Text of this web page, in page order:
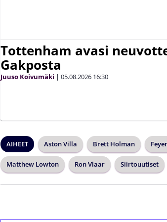
Tottenham avasi
Gakposta
Juuso Koivumäki | 05.08.2026 16:30
AIHEET Aston Villa Brett Holman
Matthew Lowton Ron Vlaar Siirtouutiset